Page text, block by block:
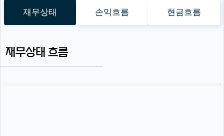
재무상태 손익흐름 현금흐름
재무상태 흐름